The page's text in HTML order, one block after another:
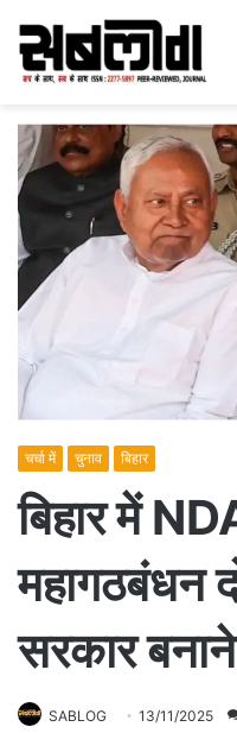
चर्चा में चुनाव बिहार
बिहार में
महागठबंधन
सरकार बनाने
SABLOG 13/11/2025